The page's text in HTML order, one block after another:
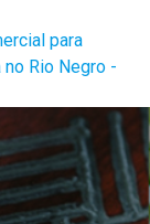
para
Rio Negro -